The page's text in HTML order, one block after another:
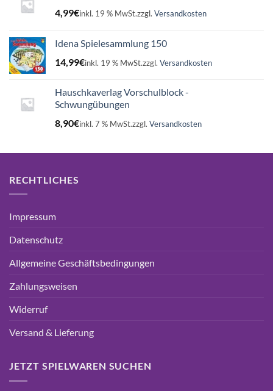
4,99€inkl. 19 % MwSt.zzgl. Versandkosten
Idena Spielesammlung 150
14,99€inkl. 19 % MwSt.zzgl. Versandkosten
Hauschkaverlag Vorschulblock -
Schwungübungen
8,90€inkl. 7 % MwSt.zzgl. Versandkosten
RECHTLICHES
Impressum
Datenschutz
Allgemeine Geschäftsbedingungen
Zahlungsweisen
Widerruf
Versand & Lieferung
JETZT SPIELWAREN SUCHEN